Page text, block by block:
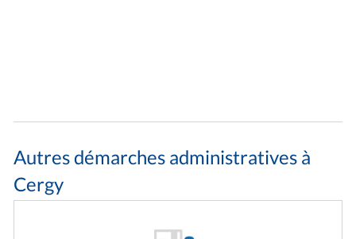
Autres démarches administratives à
Cergy